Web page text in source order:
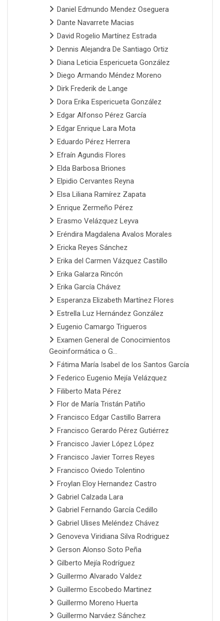
Daniel Edmundo Mendez Oseguera
Dante Navarrete Macias
David Rogelio Martínez Estrada
Dennis Alejandra De Santiago Ortiz
Diana Leticia Espericueta González
Diego Armando Méndez Moreno
Dirk Frederik de Lange
Dora Erika Espericueta González
Edgar Alfonso Pérez García
Edgar Enrique Lara Mota
Eduardo Pérez Herrera
Efraín Agundis Flores
Elda Barbosa Briones
Elpidio Cervantes Reyna
Elsa Liliana Ramírez Zapata
Enrique Zermeño Pérez
Erasmo Velázquez Leyva
Eréndira Magdalena Avalos Morales
Ericka Reyes Sánchez
Erika del Carmen Vázquez Castillo
Erika Galarza Rincón
Erika García Chávez
Esperanza Elizabeth Martínez Flores
Estrella Luz Hernández González
Eugenio Camargo Trigueros
Examen General de Conocimientos
Geoinformática o G...
Fátima María Isabel de los Santos García
Federico Eugenio Mejía Velázquez
Filiberto Mata Pérez
Flor de María Tristán Patiño
Francisco Edgar Castillo Barrera
Francisco Gerardo Pérez Gutiérrez
Francisco Javier López López
Francisco Javier Torres Reyes
Francisco Oviedo Tolentino
Froylan Eloy Hernandez Castro
Gabriel Calzada Lara
Gabriel Fernando García Cedillo
Gabriel Ulises Meléndez Chávez
Genoveva Viridiana Silva Rodriguez
Gerson Alonso Soto Peña
Gilberto Mejía Rodríguez
Guillermo Alvarado Valdez
Guillermo Escobedo Martinez
Guillermo Moreno Huerta
Guillermo Narváez Sánchez